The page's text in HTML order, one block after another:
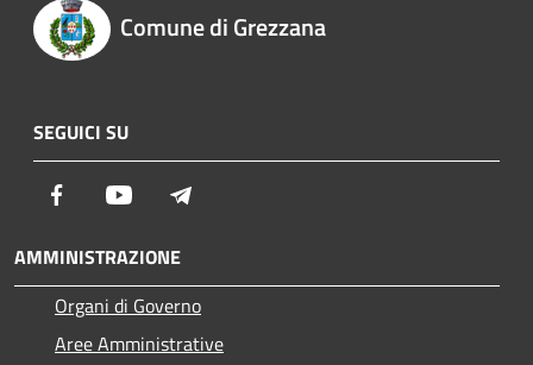
Comune di Grezzana
SEGUICI SU
Facebook Youtube
AMMINISTRAZIONE
Organi di Governo
Aree Amministrative